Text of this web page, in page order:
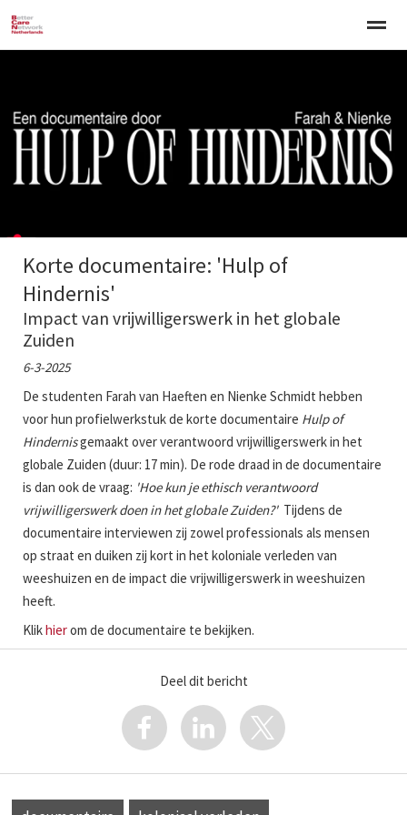
Nieuws Agenda E-mail
Korte documentaire: 'Hulp of
Hindernis'
Impact van vrijwilligerswerk in het globale
Zuiden
6-3-2025
De studenten Farah van Haeften en Nienke Schmidt hebben
voor hun profielwerkstuk de korte documentaire Hulp of
Hindernisgemaakt over verantwoord vrijwilligerswerk in het
globale Zuiden (duur: 17 min). De rode draad in de documentaire
is dan ook de vraag: 'Hoe kun je ethisch verantwoord
vrijwilligerswerk doen in het globale Zuiden?'Tijdens de
documentaire interviewen zij zowel professionals als mensen
op straat en duiken zij kort in het koloniale verleden van
weeshuizen en de impact die vrijwilligerswerk in weeshuizen
heeft.
Klikhierom de documentaire te bekijken.
Deel dit bericht